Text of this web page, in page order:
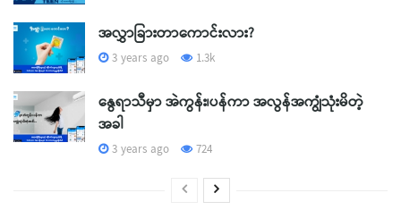
အလွှာခြားတာကောင်းလား?
3 years ago 1.3k
နွေရာသီမှာ အဲကွန်း၊ပန်ကာ အလွန်အကျွံသုံးမိတဲ့
အခါ
3 years ago 724